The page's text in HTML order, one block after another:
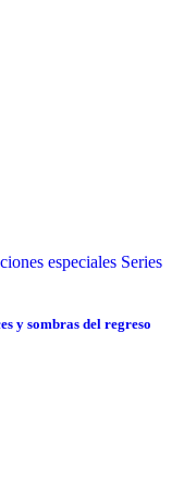
especiales Series
y sombras del regreso